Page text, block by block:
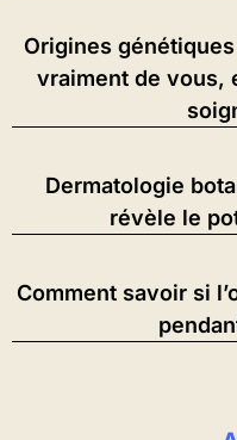
Origines
vraiment de vous,
Dermatologie
révèle le
Comment savoir si